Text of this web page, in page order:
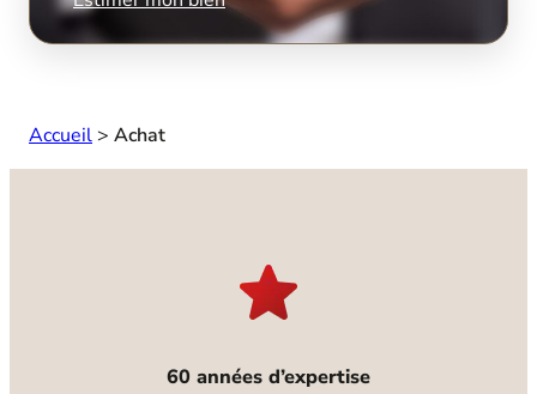
Accueil > Achat
60 années d’expertise